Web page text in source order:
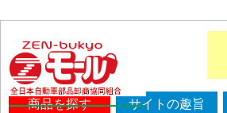
商品を探す サイトの趣旨